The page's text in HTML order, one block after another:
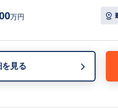
で協力しながら業務を進める風土が
お伝えします
の責任者として、人事全般につい
人事制度、評価・考課制度の企画
向けた各事業所（病院・施設）へ
万円
見る